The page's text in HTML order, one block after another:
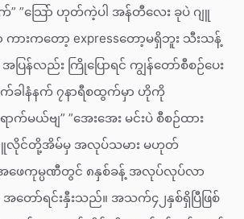
” ”သြော် ဟုတ်ကဲ့ပါ အန်တီလေး ခုပဲ ဂျူ
ကားကတော့ expressတော့မရှိဘူး သီးသန့်
ပြန်လည်း ကြိုပြောရင် ကျွန်တော်စီစဉ်ပေး
ခါနံနက် ၇နာရီစထွက်မှာ ဟိုကို
က်မယ်ဗျ” ”အေးအေး မင်းပဲ စီစဉ်ထား
ဂျူလိုင်တို့အိမ်မှ အလုပ်သမား မဟုတ်
ေကုမ္ပဏီတွင် ၈နှစ်ခန့် အလုပ်လုပ်လာ
တော်ရင်းနှီးသည်။ အသက်၄၂နှစ်ရှိပြီဖြစ်